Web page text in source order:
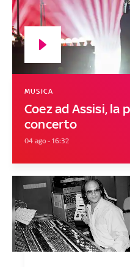
Coez ad Assisi, la
concerto
MUSICA
04 ago - 16:32